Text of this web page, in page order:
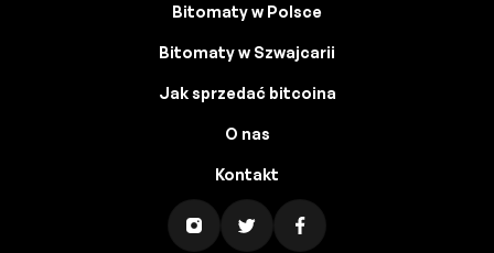
Bitomaty w Polsce
Bitomaty w Szwajcarii
Jak sprzedać bitcoina
O nas
Kontakt